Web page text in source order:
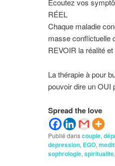
Écoutez vos
RÉEL
Chaque maladie
masse conflictuelle
REVOIR la réalité
La thérapie à pour
pouvoir dire un OUI
Spread the love
Publié danscouple,
depression, EGO,
sophrologie, spiritualite,